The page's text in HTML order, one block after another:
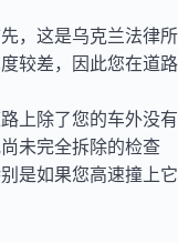
，这是乌克兰法律所
较差，因此您在道路
上除了您的车外没有
未完全拆除的检查
是如果您高速撞上它